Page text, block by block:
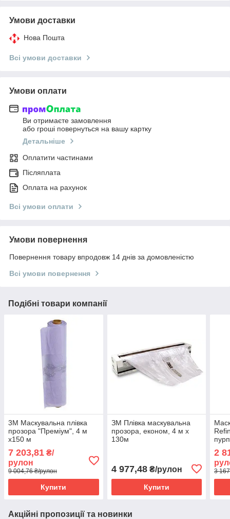
Умови доставки
Нова Пошта
Всі умови доставки
Умови оплати
Ви отримаєте замовлення
або гроші повернуться на вашу картку
Детальніше
Оплатити частинами
Післяплата
Оплата на рахунок
Всі умови оплати
Умови повернення
Повернення товару впродовж 14 днів за домовленістю
Всі умови повернення
Подібні товари компанії
3M Маскувальна плівка
прозора "Преміум", 4 м
х150 м
7 203,81 ₴/
рулон
9 004,76 ₴/рулон
Купити
ЗМ Плівка маскувальна
прозора, економ, 4 м х
130м
4 977,48₴/рулон
Купити
2
3
Акційні пропозиції та новинки